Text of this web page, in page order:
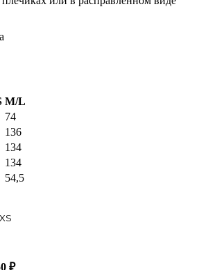
M/L
74
136
134
134
54,5
₽